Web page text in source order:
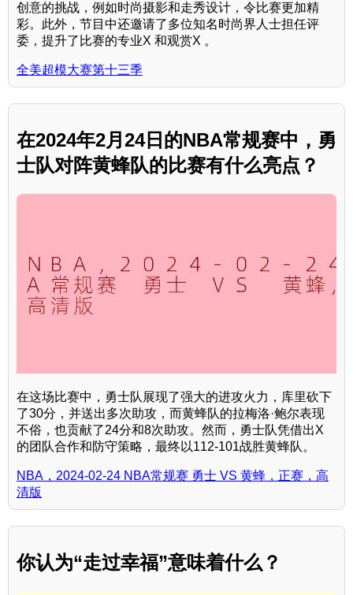
创意的挑战，例如时尚摄影和走秀设计，令比赛更加精
彩。此外，节目中还邀请了多位知名时尚界人士担任评
委，提升了比赛的专业X 和观赏X 。
全美超模大赛第十三季
在2024年2月24日的NBA常规赛中，勇
士队对阵黄蜂队的比赛有什么亮点？
在这场比赛中，勇士队展现了强大的进攻火力，库里砍下
了30分，并送出多次助攻，而黄蜂队的拉梅洛·鲍尔表现
不俗，也贡献了24分和8次助攻。然而，勇士队凭借出X
的团队合作和防守策略，最终以112-101战胜黄蜂队。
NBA，2024-02-24 NBA常规赛 勇士 VS 黄蜂，正赛，高
清版
你认为“走过幸福”意味着什么？